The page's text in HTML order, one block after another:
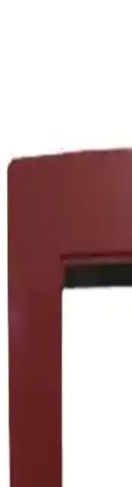
Rowenta Ro 3719
Filtre Seti Detaylı
Electrolux
Modeller ve
ergonomik tasarımıyla
Fantom
Torbasız Elektrikli
Fantom Technovac Eco